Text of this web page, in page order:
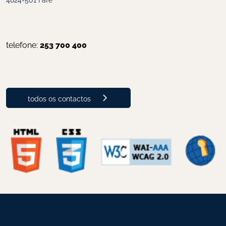
telefone: 253 700 400
todos os contactos